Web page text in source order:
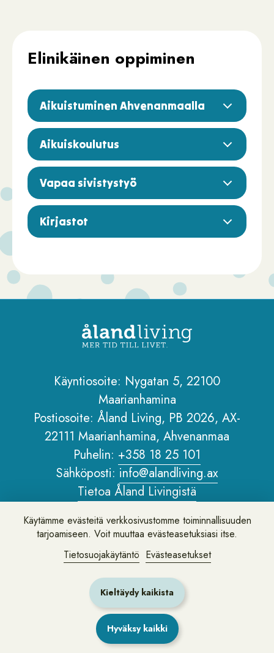
Elinikäinen oppiminen
Aikuistuminen Ahvenanmaalla
Aikuiskoulutus
Vapaa sivistystyö
Kirjastot
Käyntiosoite: Nygatan 5, 22100
Maarianhamina
Postiosoite: Åland Living, PB 2026, AX-
22111 Maarianhamina, Ahvenanmaa
Puhelin: +358 18 25 101
Sähköposti: info@alandliving.ax
Tietoa Åland Livingistä
Tietoa verkkosivustosta
Jätä palautetta tai kysy meiltä kysymys
Käytämme evästeitä verkkosivustomme toiminnallisuuden
tarjoamiseen. Voit muuttaa evästeasetuksiasi itse.
Tietosuojakäytäntö Evästeasetukset
Kieltäydy kaikista
Hyväksy kaikki